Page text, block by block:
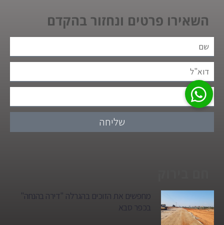
השאירו פרטים ונחזור בהקדם
שליחה
מחפשים את הזוכים בהגרלה "דירה בהנחה"
בכפר סבא